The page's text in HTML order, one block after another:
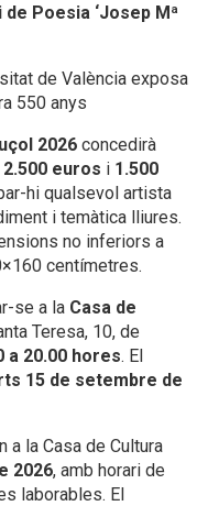
de Poesia ‘Josep Mª
2026 concedirà
2.500 euros i 1.500
hi qualsevol artista
i temàtica lliures.
no inferiors a
centímetres.
se a la Casa de
Teresa, 10, de
a 20.00 hores. El
15 de setembre de
a la Casa de Cultura
2026, amb horari de
laborables. El